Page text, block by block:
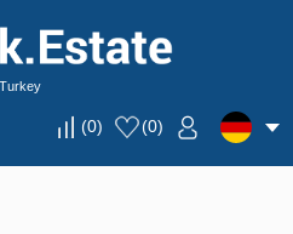
(0) (0)